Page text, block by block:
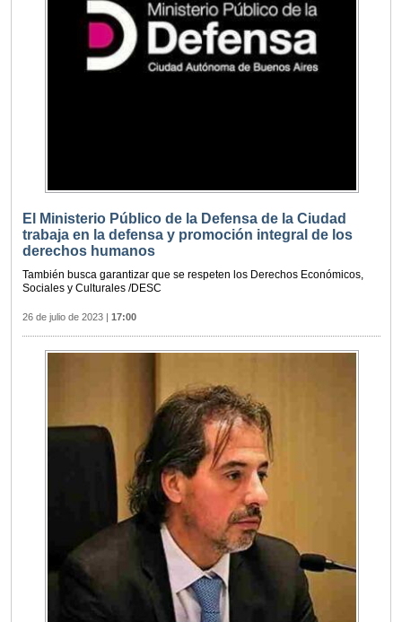
El Ministerio Público de la Defensa de la Ciudad
trabaja en la defensa y promoción integral de los
derechos humanos
También busca garantizar que se respeten los Derechos Económicos,
Sociales y Culturales /DESC
26 de julio de 2023 17:00